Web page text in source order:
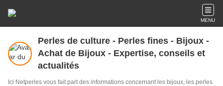
MENU
Perles de culture - Perles fines - Bijoux -
Achat de Bijoux - Expertise, conseils et
actualités
Ici Netperles vous fait part des informations concernant les bijoux, les perles